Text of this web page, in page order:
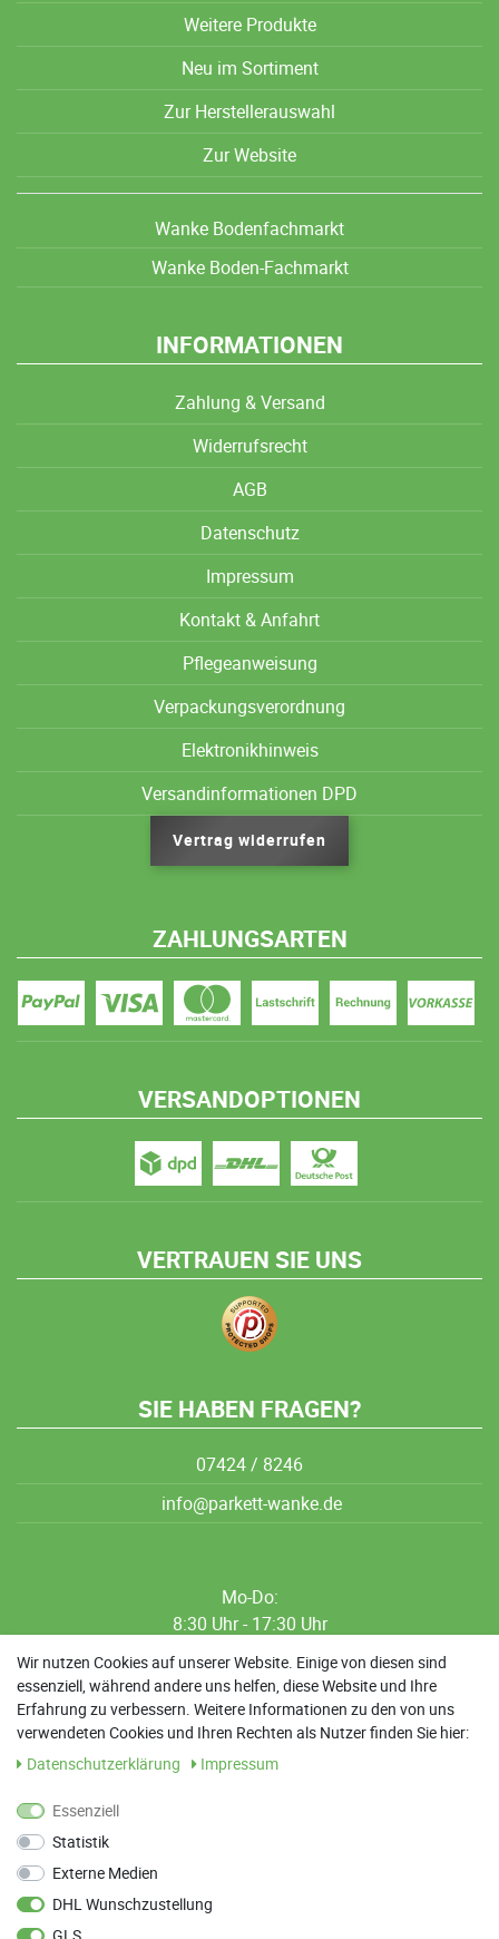
Weitere Produkte
Neu im Sortiment
Zur Herstellerauswahl
Zur Website
Wanke Bodenfachmarkt
Wanke Boden-Fachmarkt
INFORMATIONEN
Zahlung & Versand
Widerrufsrecht
AGB
Datenschutz
Impressum
Kontakt & Anfahrt
Pflegeanweisung
Verpackungsverordnung
Elektronikhinweis
Versandinformationen DPD
Vertrag widerrufen
ZAHLUNGSARTEN
VERSANDOPTIONEN
VERTRAUEN SIE UNS
SIE HABEN FRAGEN?
07424 / 8246
info@parkett-wanke.de
Mo-Do:
8:30 Uhr - 17:30 Uhr
8:30 Uhr - 12:00 Uhr
13:00 Uhr - 17:30 Uhr
Sa: 9:00 Uhr - 13:00 Uhr
Parkett Wanke
Wir nutzen Cookies auf unserer Website. Einige von diesen sind
essenziell, während andere uns helfen, diese Website und Ihre
Erfahrung zu verbessern. Weitere Informationen zu den von uns
verwendeten Cookies und Ihren Rechten als Nutzer finden Sie hier:
Daten­schutz­erklärung
Impressum
Essenziell
Statistik
Externe Medien
DHL Wunschzustellung